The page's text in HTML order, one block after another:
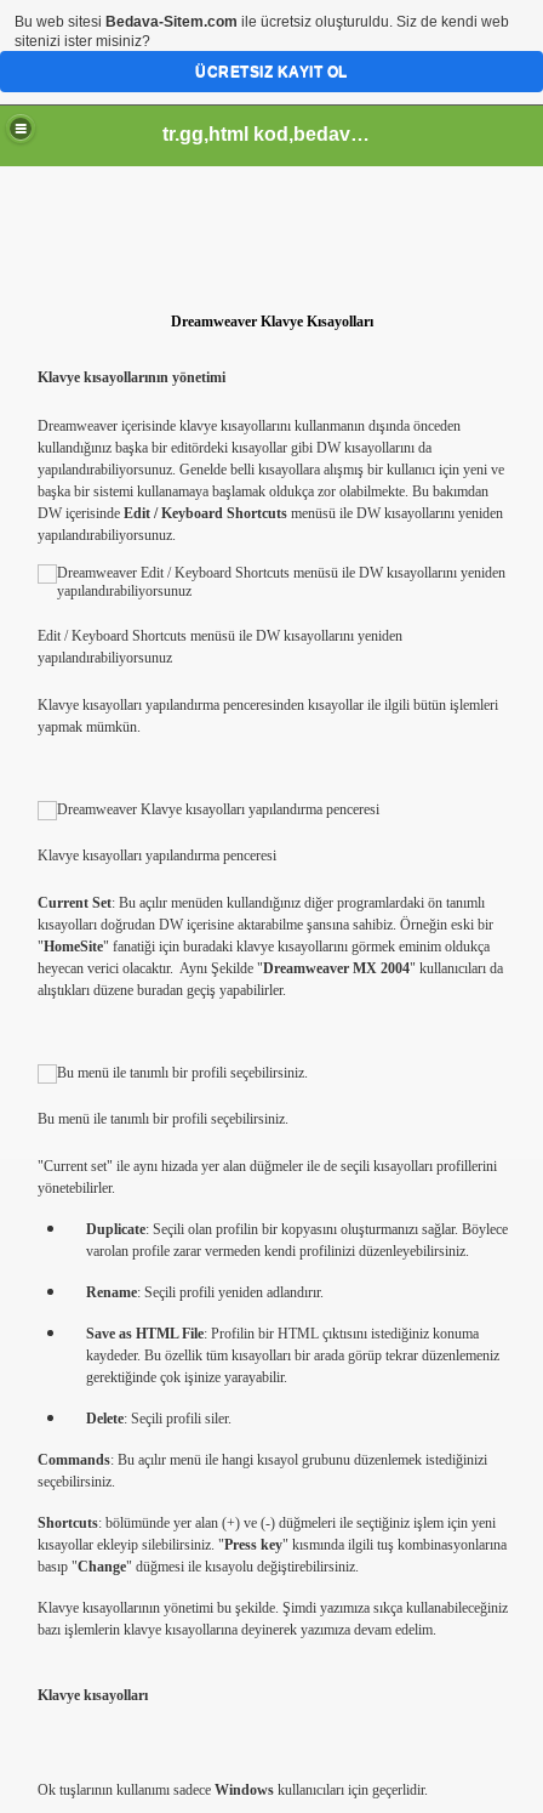
tr.gg,html kod,bedava-sitem,css kod,pagerank sorgula,tr.gg soblonlar,css design,
Dreamweaver Klavye Kısayolları
Klavye kısayollarının yönetimi
Dreamweaver içerisinde klavye kısayollarını kullanmanın dışında önceden
kullandığınız başka bir editördeki kısayollar gibi DW kısayollarını da
yapılandırabiliyorsunuz. Genelde belli kısayollara alışmış bir kullanıcı için yeni ve
başka bir sistemi kullanamaya başlamak oldukça zor olabilmekte. Bu bakımdan
DW içerisinde Edit / Keyboard Shortcuts menüsü ile DW kısayollarını yeniden
yapılandırabiliyorsunuz.
Edit / Keyboard Shortcuts menüsü ile DW kısayollarını yeniden
yapılandırabiliyorsunuz
Klavye kısayolları yapılandırma penceresinden kısayollar ile ilgili bütün işlemleri
yapmak mümkün.
Klavye kısayolları yapılandırma penceresi
Current Set: Bu açılır menüden kullandığınız diğer programlardaki ön tanımlı
kısayolları doğrudan DW içerisine aktarabilme şansına sahibiz. Örneğin eski bir
"HomeSite" fanatiği için buradaki klavye kısayollarını görmek eminim oldukça
heyecan verici olacaktır. Aynı Şekilde "Dreamweaver MX 2004" kullanıcıları da
alıştıkları düzene buradan geçiş yapabilirler.
Bu menü ile tanımlı bir profili seçebilirsiniz.
"Current set" ile aynı hizada yer alan düğmeler ile de seçili kısayolları profillerini
yönetebilirler.
Duplicate: Seçili olan profilin bir kopyasını oluşturmanızı sağlar. Böylece
varolan profile zarar vermeden kendi profilinizi düzenleyebilirsiniz.
Rename: Seçili profili yeniden adlandırır.
Save as HTML File: Profilin bir HTML çıktısını istediğiniz konuma
kaydeder. Bu özellik tüm kısayolları bir arada görüp tekrar düzenlemeniz
gerektiğinde çok işinize yarayabilir.
Delete: Seçili profili siler.
Commands: Bu açılır menü ile hangi kısayol grubunu düzenlemek istediğinizi
seçebilirsiniz.
Shortcuts: bölümünde yer alan (+) ve (-) düğmeleri ile seçtiğiniz işlem için yeni
kısayollar ekleyip silebilirsiniz. "Press key" kısmında ilgili tuş kombinasyonlarına
basıp "Change" düğmesi ile kısayolu değiştirebilirsiniz.
Klavye kısayollarının yönetimi bu şekilde. Şimdi yazımıza sıkça kullanabileceğiniz
bazı işlemlerin klavye kısayollarına deyinerek yazımıza devam edelim.
Klavye kısayolları
Ok tuşlarının kullanımı sadece Windows kullanıcıları için geçerlidir.
Bu web sitesi Bedava-Sitem.com ile ücretsiz oluşturuldu. Siz de kendi web
sitenizi ister misiniz?
ÜCRETSIZ KAYIT OL